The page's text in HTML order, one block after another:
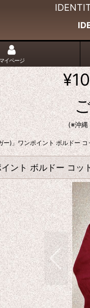
マイページ
(※沖縄
)」ワンポイント ボルドー
ント ボルドー コッ